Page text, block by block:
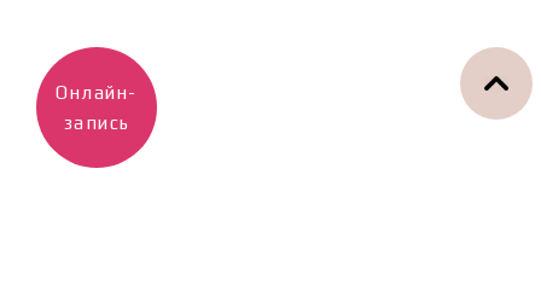
Онлайн-
запись